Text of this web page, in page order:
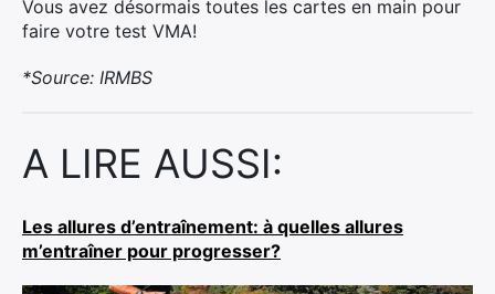
Vous avez désormais toutes les cartes en main pour
faire votre test VMA!
*Source: IRMBS
A LIRE AUSSI:
Les allures d’entraînement: à quelles allures
m’entraîner pour progresser?